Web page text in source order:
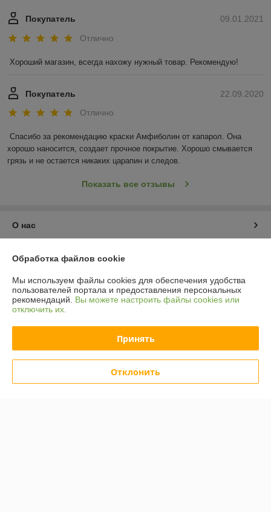
09.01.2021
Покупатель
Отлично
Хороший магазин, всегда нахожу нужный товар. Рекомендую!
22.09.2020
Покупатель
Отлично
Спасибо за рекомендацию краски Амфиболин от капарол. Она
хорошо наносится, создает прочное покрытие. Хорошо смывается
грязь и не остается никаких царапин и следов.
Показать все отзывы
О нас
Контакты
Доставка и оплата
График работы
Политика обработки cookies
Обработка файлов cookie
Мы используем файлы cookies для обеспечения удобства
пользователей портала и предоставления персональных
рекомендаций. Вы можете настроить файлы cookies или
отключить их.
Принять
Отклонить